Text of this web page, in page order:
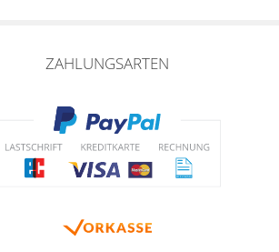
ZAHLUNGSARTEN